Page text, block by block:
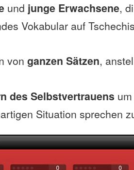
und junge Erwachsene,
Vokabular auf
von ganzen Sätzen,
des Selbstvertrauens
Situation sprechen